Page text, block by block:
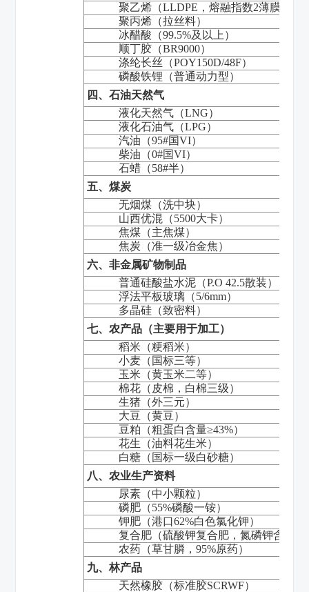
聚乙烯（LLDPE ，熔融指数2薄膜料）
聚丙烯（拉丝料）
冰醋酸（99.5%及以上）
顺丁胶（BR9000）
涤纶长丝（POY150D/48F）
磷酸铁锂（普通动力型）
四、石油天然气
液化天然气（LNG）
液化石油气（LPG）
汽油（95#国VI）
柴油（0#国VI）
石蜡（58#半）
五、煤炭
无烟煤（洗中块）
山西优混（5500大卡）
焦煤（主焦煤）
焦炭（准一级冶金焦）
六、非金属矿物制品
普通硅酸盐水泥（P.O 42.5散装）
浮法平板玻璃（5/6mm）
多晶硅（致密料）
七、农产品（主要用于加工）
稻米（粳稻米）
小麦（国标三等）
玉米（黄玉米二等）
棉花（皮棉，白棉三级）
生猪（外三元）
大豆（黄豆）
豆粕（粗蛋白含量≥43%）
花生（油料花生米）
白糖（国标一级白砂糖）
八、农业生产资料
尿素（中小颗粒）
磷肥（55%磷酸一铵）
钾肥（港口62%白色氯化钾）
复合肥（硫酸钾复合肥，氮磷钾含量
农药（草甘膦， 95%原药）
九、林产品
天然橡胶（标准胶SCRWF）